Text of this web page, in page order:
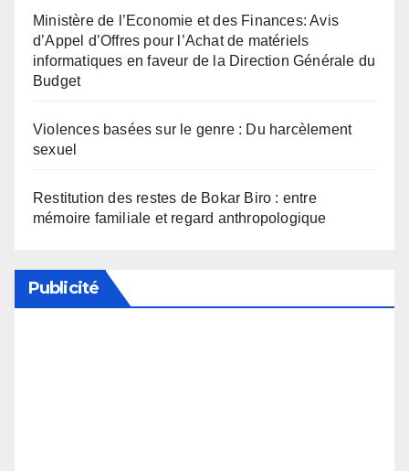
Ministère de l’Economie et des Finances: Avis
d’Appel d’Offres pour l’Achat de matériels
informatiques en faveur de la Direction Générale du
Budget
Violences basées sur le genre : Du harcèlement
sexuel
Restitution des restes de Bokar Biro : entre
mémoire familiale et regard anthropologique
Publicité